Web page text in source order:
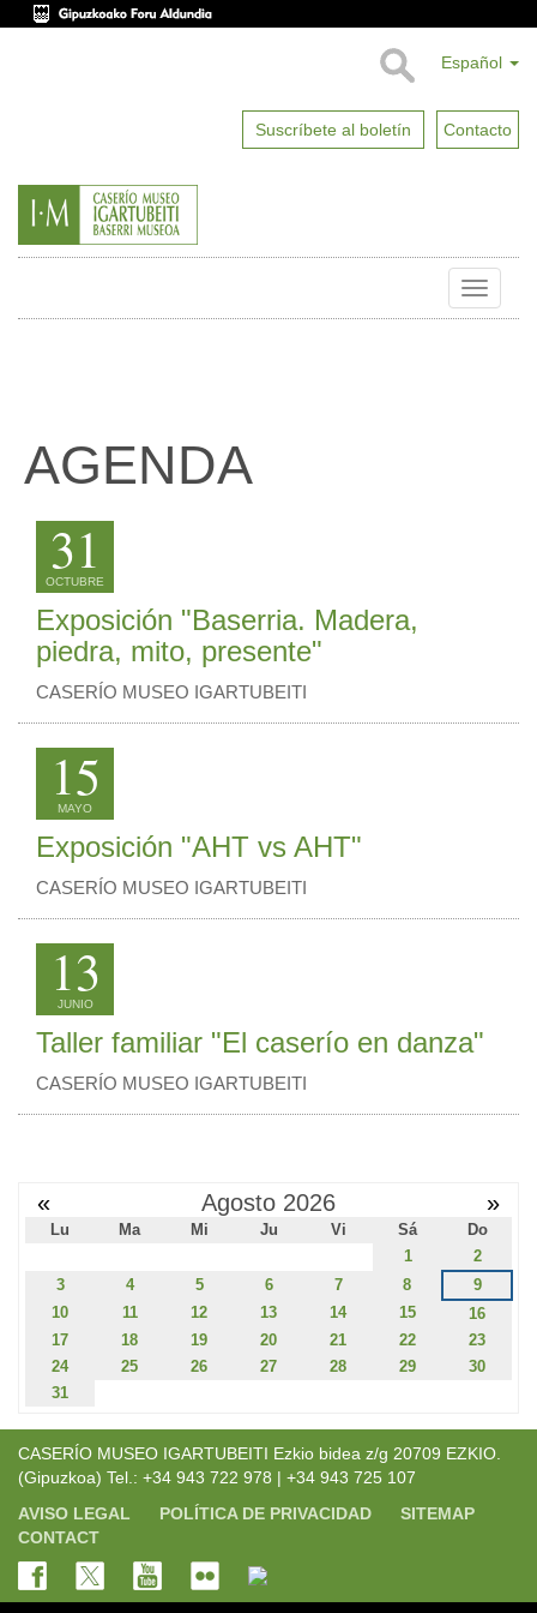
Español
Suscríbete al boletín Contacto
Toggle
AGENDA
31
OCTUBRE
Exposición "Baserria. Madera,
piedra, mito, presente"
CASERÍO MUSEO IGARTUBEITI
15
MAYO
Exposición "AHT vs AHT"
CASERÍO MUSEO IGARTUBEITI
13
JUNIO
Taller familiar "El caserío en danza"
CASERÍO MUSEO IGARTUBEITI
« Agosto 2026 »
Lu Ma Mi Ju Vi Sá
Do
1
2
3
4 5 6 7 8
9
10
11 12 13 14 15
16
17
18 19 20 21 22
23
24
25 26 27 28 29
30
31
CASERÍO MUSEO IGARTUBEITI Ezkio bidea z/g 20709 EZKIO.
(Gipuzkoa) Tel.: +34 943 722 978 | +34 943 725 107
AVISO LEGAL
POLÍTICA DE PRIVACIDAD
SITEMAP
CONTACT